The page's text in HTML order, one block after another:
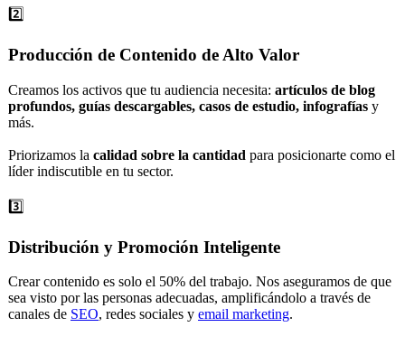
2️⃣
Producción de Contenido de Alto Valor
Creamos los activos que tu audiencia necesita: artículos de blog
profundos, guías descargables, casos de estudio, infografías y
más.
Priorizamos la calidad sobre la cantidad para posicionarte como el
líder indiscutible en tu sector.
3️⃣
Distribución y Promoción Inteligente
Crear contenido es solo el 50% del trabajo. Nos aseguramos de que
sea visto por las personas adecuadas, amplificándolo a través de
canales de SEO, redes sociales y email marketing.